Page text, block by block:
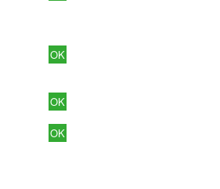
OK
OK
OK